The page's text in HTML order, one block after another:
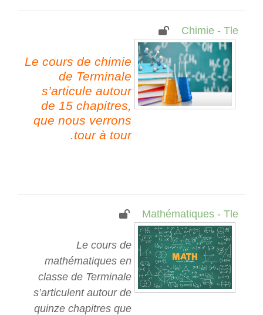
Chimie - Tle
Le cours de chimie
de Terminale
s’articule autour
de 15 chapitres,
que nous verrons
tour à tour.
Mathématiques - Tle
Le cours de
mathématiques en
classe de Terminale
s’articulent autour de
quinze chapitres que